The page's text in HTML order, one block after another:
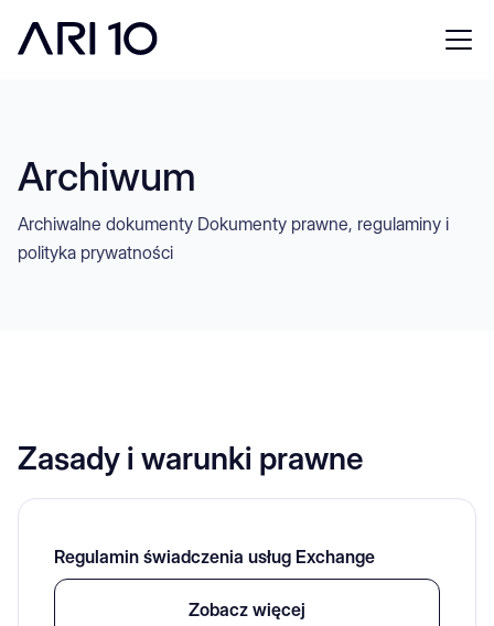
Archiwum
Archiwalne dokumenty Dokumenty prawne, regulaminy i
polityka prywatności
Zasady i warunki prawne
Regulamin świadczenia usług Exchange
Zobacz więcej